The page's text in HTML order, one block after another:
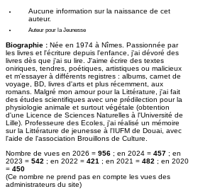
Aucune information sur la naissance de cet
auteur.
Auteur pour la Jeunesse
Biographie : Née en 1974 à Nîmes. Passionnée par
les livres et l'écriture depuis l'enfance, j'ai dévoré des
livres dès que j'ai su lire. J'aime écrire des textes
oniriques, tendres, poétiques, artistiques ou malicieux
et m'essayer à différents registres : albums, carnet de
voyage, BD, livres d'arts et plus récemment, aux
romans. Malgré mon amour pour la Littérature, j'ai fait
des études scientifiques avec une prédilection pour la
physiologie animale et surtout végétale (obtention
d'une Licence de Sciences Naturelles à l'Université de
Lille). Professeure des Ecoles, j'ai réalisé un mémoire
sur la Littérature de jeunesse à l'IUFM de Douai, avec
l'aide de l'association Brouillons de Culture.
Nombre de vues en 2026 = 956 ; en 2024 = 457 ; en
2023 = 542 ; en 2022 = 421 ; en 2021 = 482 ; en 2020
= 450
(Ce nombre ne prend pas en compte les vues des
administrateurs du site)